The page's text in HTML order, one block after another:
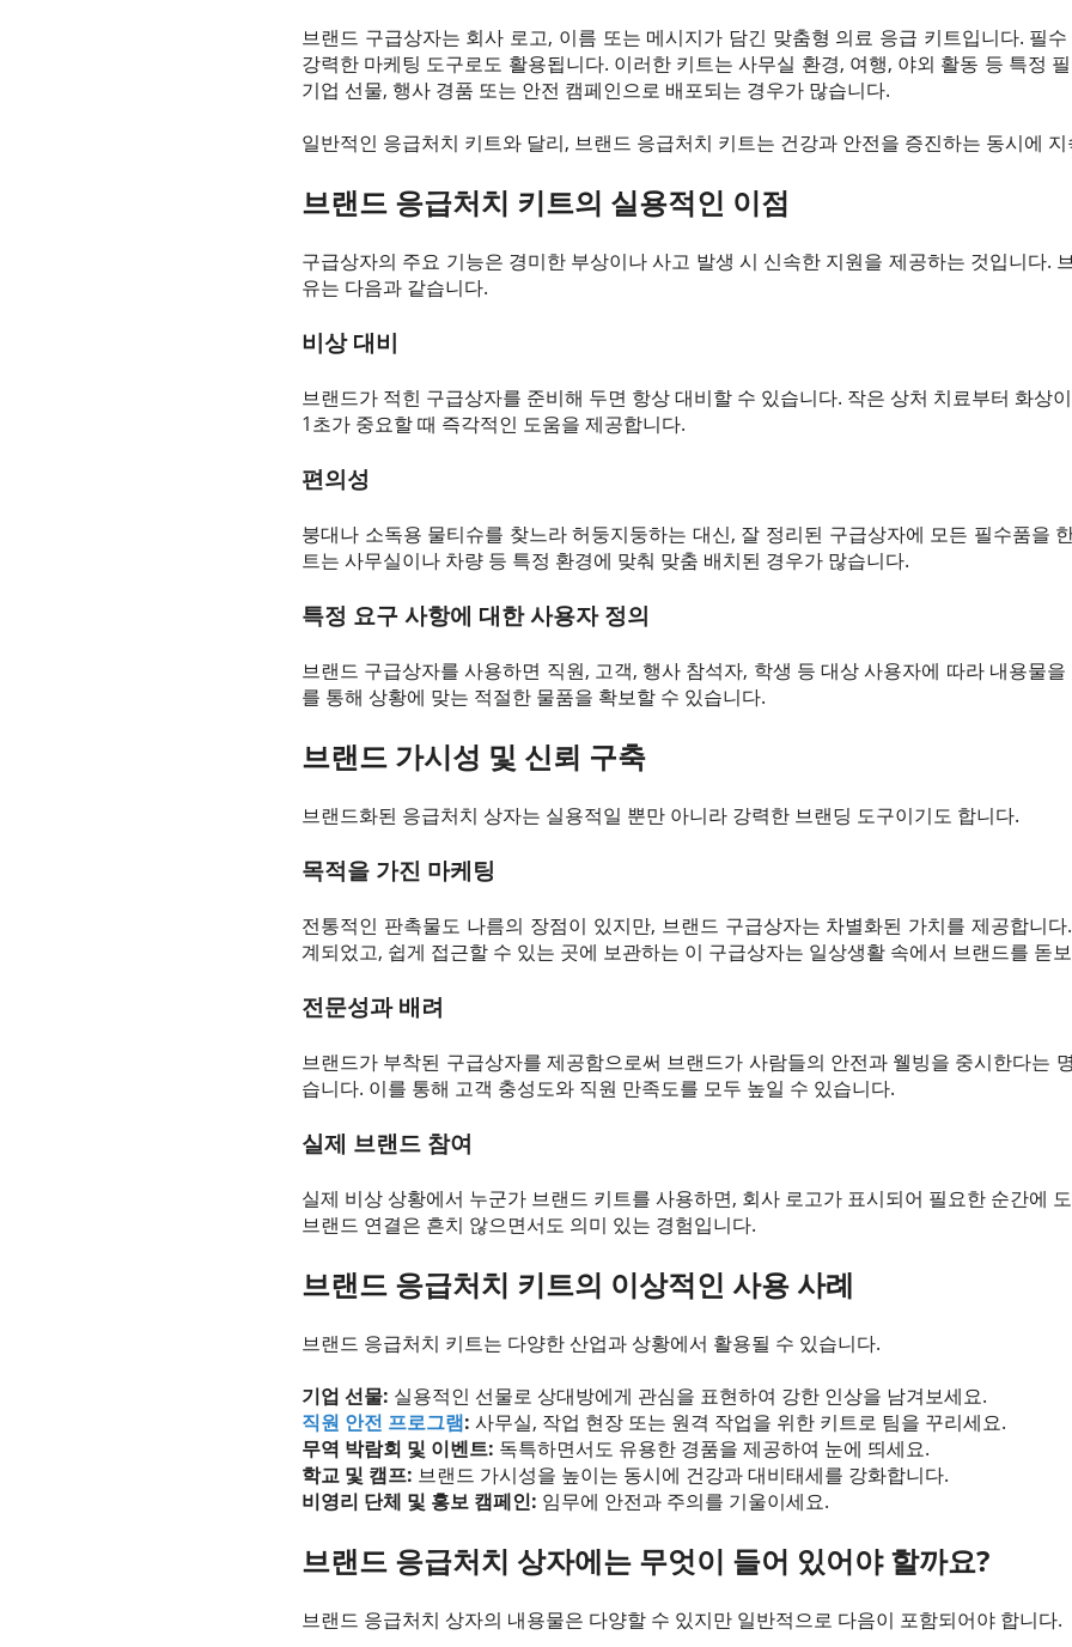
브랜드 구급상자는 회사 로고, 이름 또는 메시지가 담긴 맞춤형 의료 응급 키트입니다. 필
강력한 마케팅 도구로도 활용됩니다. 이러한 키트는 사무실 환경, 여행, 야외 활동 등 특정
기업 선물, 행사 경품 또는 안전 캠페인으로 배포되는 경우가 많습니다.
일반적인 응급처치 키트와 달리, 브랜드 응급처치 키트는 건강과 안전을 증진하는 동시에
브랜드 응급처치 키트의 실용적인 이점
구급상자의 주요 기능은 경미한 부상이나 사고 발생 시 신속한 지원을 제공하는 것입니다.
유는 다음과 같습니다.
비상 대비
브랜드가 적힌 구급상자를 준비해 두면 항상 대비할 수 있습니다. 작은 상처 치료부터 화상
1초가 중요할 때 즉각적인 도움을 제공합니다.
편의성
붕대나 소독용 물티슈를 찾느라 허둥지둥하는 대신, 잘 정리된 구급상자에 모든 필수품을
트는 사무실이나 차량 등 특정 환경에 맞춰 맞춤 배치된 경우가 많습니다.
특정 요구 사항에 대한 사용자 정의
브랜드 구급상자를 사용하면 직원, 고객, 행사 참석자, 학생 등 대상 사용자에 따라 내용물
를 통해 상황에 맞는 적절한 물품을 확보할 수 있습니다.
브랜드 가시성 및 신뢰 구축
브랜드화된 응급처치 상자는 실용적일 뿐만 아니라 강력한 브랜딩 도구이기도 합니다.
목적을 가진 마케팅
전통적인 판촉물도 나름의 장점이 있지만, 브랜드 구급상자는 차별화된 가치를 제공합니
계되었고, 쉽게 접근할 수 있는 곳에 보관하는 이 구급상자는 일상생활 속에서 브랜드를 돋
전문성과 배려
브랜드가 부착된 구급상자를 제공함으로써 브랜드가 사람들의 안전과 웰빙을 중시한다는
습니다. 이를 통해 고객 충성도와 직원 만족도를 모두 높일 수 있습니다.
실제 브랜드 참여
실제 비상 상황에서 누군가 브랜드 키트를 사용하면, 회사 로고가 표시되어 필요한 순간에
브랜드 연결은 흔치 않으면서도 의미 있는 경험입니다.
브랜드 응급처치 키트의 이상적인 사용 사례
브랜드 응급처치 키트는 다양한 산업과 상황에서 활용될 수 있습니다.
기업 선물: 실용적인 선물로 상대방에게 관심을 표현하여 강한 인상을 남겨보세요.
직원 안전 프로그램: 사무실, 작업 현장 또는 원격 작업을 위한 키트로 팀을 꾸리세요.
무역 박람회 및 이벤트: 독특하면서도 유용한 경품을 제공하여 눈에 띄세요.
학교 및 캠프: 브랜드 가시성을 높이는 동시에 건강과 대비태세를 강화합니다.
비영리 단체 및 홍보 캠페인: 임무에 안전과 주의를 기울이세요.
브랜드 응급처치 상자에는 무엇이 들어 있어야 할까요?
브랜드 응급처치 상자의 내용물은 다양할 수 있지만 일반적으로 다음이 포함되어야 합니다.